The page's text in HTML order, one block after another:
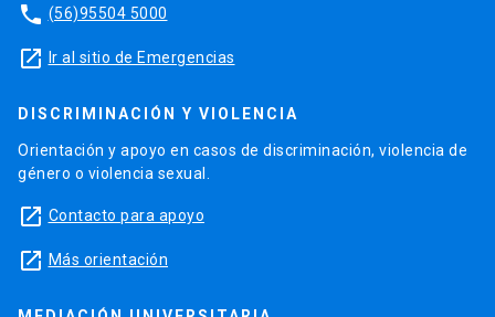
phone (56)95504 5000
launch Ir al sitio de Emergencias
DISCRIMINACIÓN Y VIOLENCIA
Orientación y apoyo en casos de discriminación, violencia de
género o violencia sexual.
launch Contacto para apoyo
launch Más orientación